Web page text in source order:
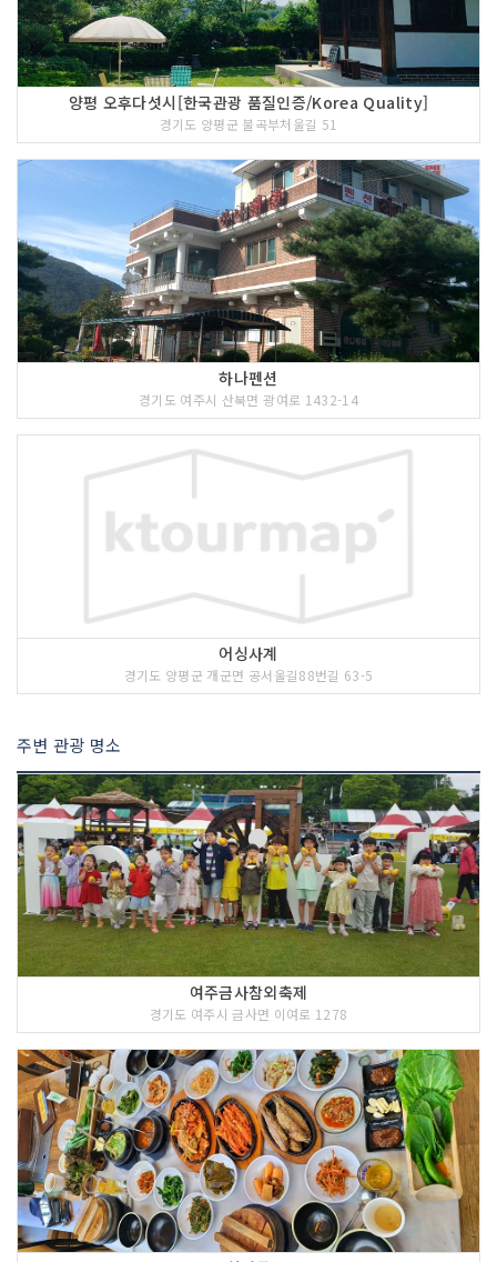
양평 오후다섯시[한국관광 품질인증/Korea Quality]
경기도 양평군 불곡부처울길 51
하나펜션
경기도 여주시 산북면 광여로 1432-14
어싱사계
경기도 양평군 개군면 공서울길88번길 63-5
주변 관광 명소
여주금사참외축제
경기도 여주시 금사면 이여로 1278